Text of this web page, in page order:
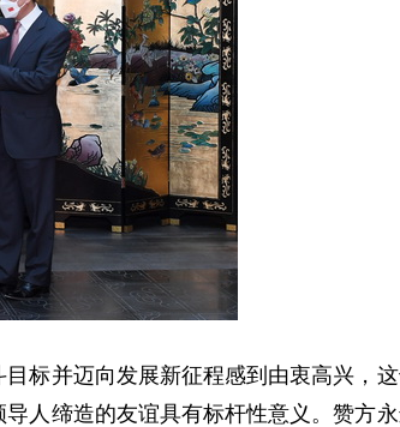
标并迈向发展新征程感到由衷高兴，
人缔造的友谊具有标杆性意义。赞方